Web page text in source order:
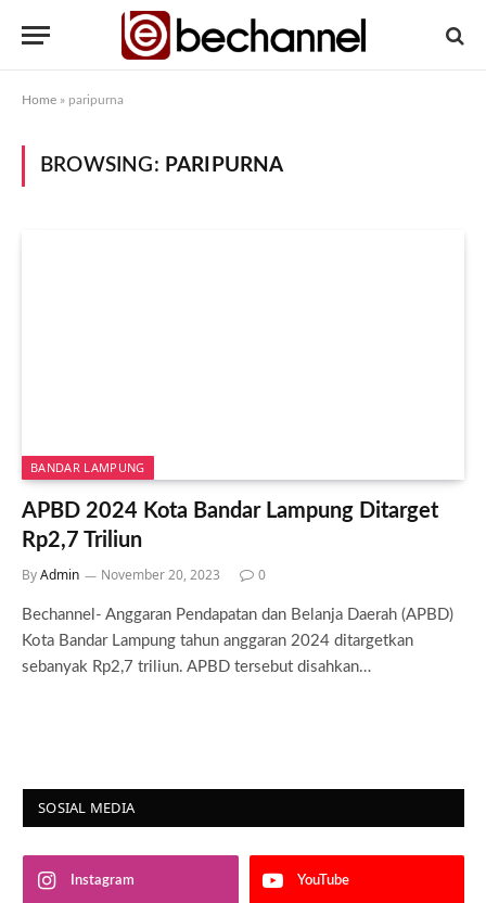
Home » paripurna
BROWSING: PARIPURNA
BANDAR LAMPUNG
APBD 2024 Kota Bandar Lampung Ditarget
Rp2,7 Triliun
ByAdmin November 20, 2023 0
Bechannel- Anggaran Pendapatan dan Belanja Daerah (APBD)
Kota Bandar Lampung tahun anggaran 2024 ditargetkan
sebanyak Rp2,7 triliun. APBD tersebut disahkan…
SOSIAL MEDIA
Instagram YouTube